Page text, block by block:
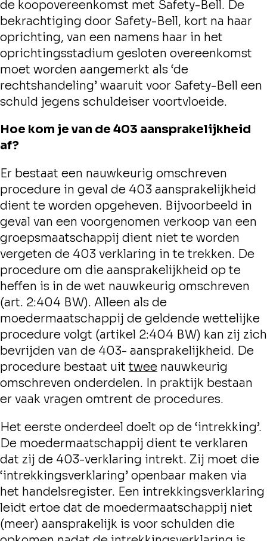
de koopovereenkomst met Safety-Bell. De
bekrachtiging door Safety-Bell, kort na haar
oprichting, van een namens haar in het
oprichtingsstadium gesloten overeenkomst
moet worden aangemerkt als ‘de
rechtshandeling’ waaruit voor Safety-Bell een
schuld jegens schuldeiser voortvloeide.
Hoe kom je van de 403 aansprakelijkheid
af?
Er bestaat een nauwkeurig omschreven
procedure in geval de 403 aansprakelijkheid
dient te worden opgeheven. Bijvoorbeeld in
geval van een voorgenomen verkoop van een
groepsmaatschappij dient niet te worden
vergeten de 403 verklaring in te trekken. De
procedure om die aansprakelijkheid op te
heffen is in de wet nauwkeurig omschreven
(art. 2:404 BW). Alleen als de
moedermaatschappij de geldende wettelijke
procedure volgt (artikel 2:404 BW) kan zij zich
bevrijden van de 403- aansprakelijkheid. De
procedure bestaat uittwee nauwkeurig
omschreven onderdelen. In praktijk bestaan
er vaak vragen omtrent de procedures.
Het eerste onderdeel doelt op de ‘intrekking’.
De moedermaatschappij dient te verklaren
dat zij de 403-verklaring intrekt. Zij moet die
‘intrekkingsverklaring’ openbaar maken via
het handelsregister. Een intrekkingsverklaring
leidt ertoe dat de moedermaatschappij niet
(meer) aansprakelijk is voor schulden die